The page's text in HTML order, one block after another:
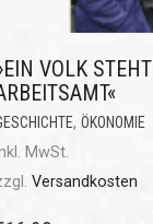
VOLK
, ÖKONOMIE
MwSt.
Versandkosten